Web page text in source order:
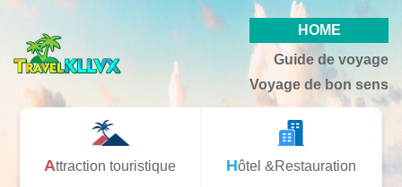
HOME
Guide de voyage
Voyage de bon sens
Attraction touristique Hôtel &Restauration